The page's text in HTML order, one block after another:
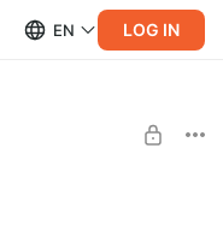
EN LOG IN